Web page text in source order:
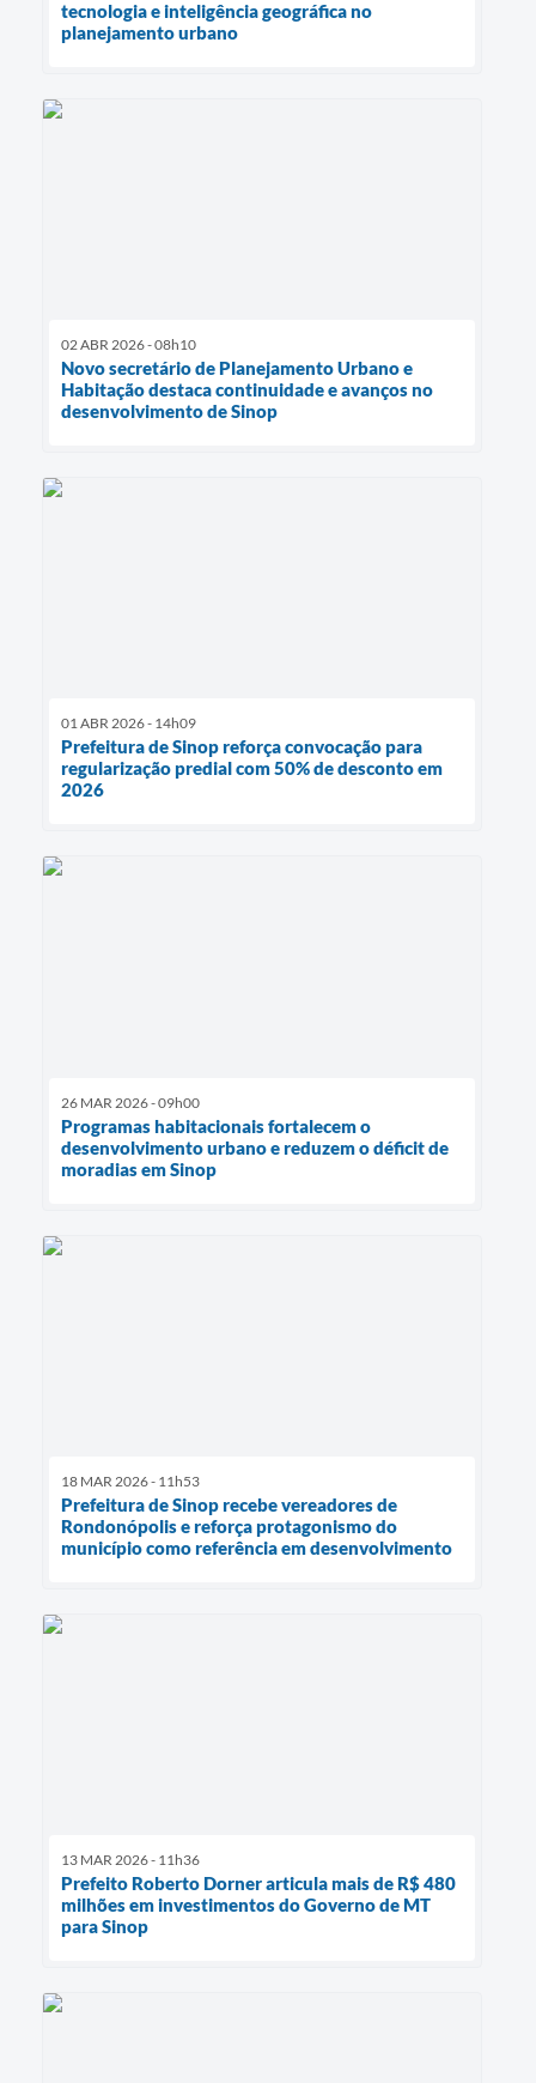
tecnologia e inteligência geográfica no
planejamento urbano
02 ABR 2026 - 08h10
Novo secretário de Planejamento Urbano e
Habitação destaca continuidade e avanços no
desenvolvimento de Sinop
01 ABR 2026 - 14h09
Prefeitura de Sinop reforça convocação para
regularização predial com 50% de desconto em
2026
26 MAR 2026 - 09h00
Programas habitacionais fortalecem o
desenvolvimento urbano e reduzem o déficit de
moradias em Sinop
18 MAR 2026 - 11h53
Prefeitura de Sinop recebe vereadores de
Rondonópolis e reforça protagonismo do
município como referência em desenvolvimento
13 MAR 2026 - 11h36
Prefeito Roberto Dorner articula mais de R$ 480
milhões em investimentos do Governo de MT
para Sinop